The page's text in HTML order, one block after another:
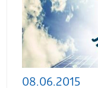
08.06.2015